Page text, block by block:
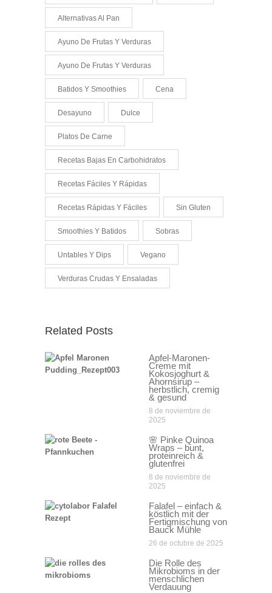
Alternativas Al Pan
Ayuno De Frutas Y Verduras
Ayuno De Frutas Y Verduras
Batidos Y Smoothies Cena
Desayuno Dulce
Platos De Carne
Recetas Bajas En Carbohidratos
Recetas Fáciles Y Rápidas
Recetas Rápidas Y Fáciles Sin Gluten
Smoothies Y Batidos Sobras
Untables Y Dips Vegano
Verduras Crudas Y Ensaladas
Related Posts
Apfel-Maronen-
Creme mit
Kokosjoghurt &
Ahornsirup –
herbstlich, cremig
& gesund
8 de noviembre de
2025
🌸 Pinke Quinoa
Wraps – bunt,
proteinreich &
glutenfrei
8 de noviembre de
2025
Falafel – einfach &
köstlich mit der
Fertigmischung von
Bauck Mühle
26 de octubre de 2025
Die Rolle des
Mikrobioms in der
menschlichen
Verdauung